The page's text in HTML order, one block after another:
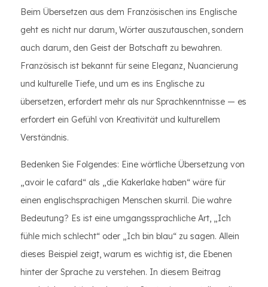
Beim Übersetzen aus dem Französischen ins Englische
geht es nicht nur darum, Wörter auszutauschen, sondern
auch darum, den Geist der Botschaft zu bewahren.
Französisch ist bekannt für seine Eleganz, Nuancierung
und kulturelle Tiefe, und um es ins Englische zu
übersetzen, erfordert mehr als nur Sprachkenntnisse — es
erfordert ein Gefühl von Kreativität und kulturellem
Verständnis.
Bedenken Sie Folgendes: Eine wörtliche Übersetzung von
„avoir le cafard“ als „die Kakerlake haben“ wäre für
einen englischsprachigen Menschen skurril. Die wahre
Bedeutung? Es ist eine umgangssprachliche Art, „Ich
fühle mich schlecht“ oder „Ich bin blau“ zu sagen. Allein
dieses Beispiel zeigt, warum es wichtig ist, die Ebenen
hinter der Sprache zu verstehen. In diesem Beitrag